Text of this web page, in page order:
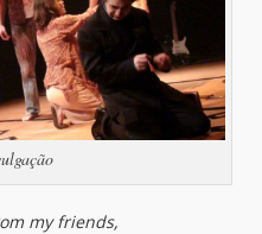
my friends,